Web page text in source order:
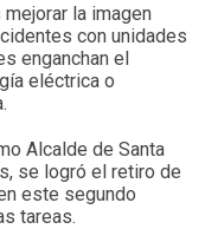
la imagen
con unidades
enganchan el
eléctrica o
Alcalde de Santa
se logró el retiro de
este segundo
tareas.